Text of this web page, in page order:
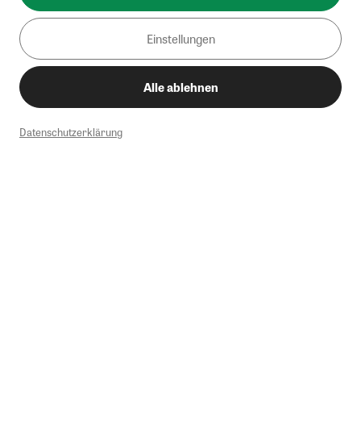
Einstellungen
Alle ablehnen
Datenschutzerklärung